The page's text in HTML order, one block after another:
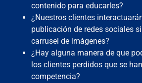
contenido para educarles?
¿Nuestros clientes
publicación de redes sociales
carrusel de imágenes?
¿Hay alguna manera de que
los clientes perdidos que se
competencia?